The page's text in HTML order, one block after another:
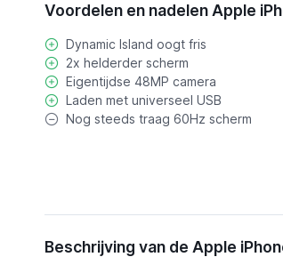
Voordelen en nadelen Apple
Dynamic Island oogt fris
2x helderder scherm
Eigentijdse 48MP camera
Laden met universeel USB
Nog steeds traag 60Hz scherm
Beschrijving van de Apple